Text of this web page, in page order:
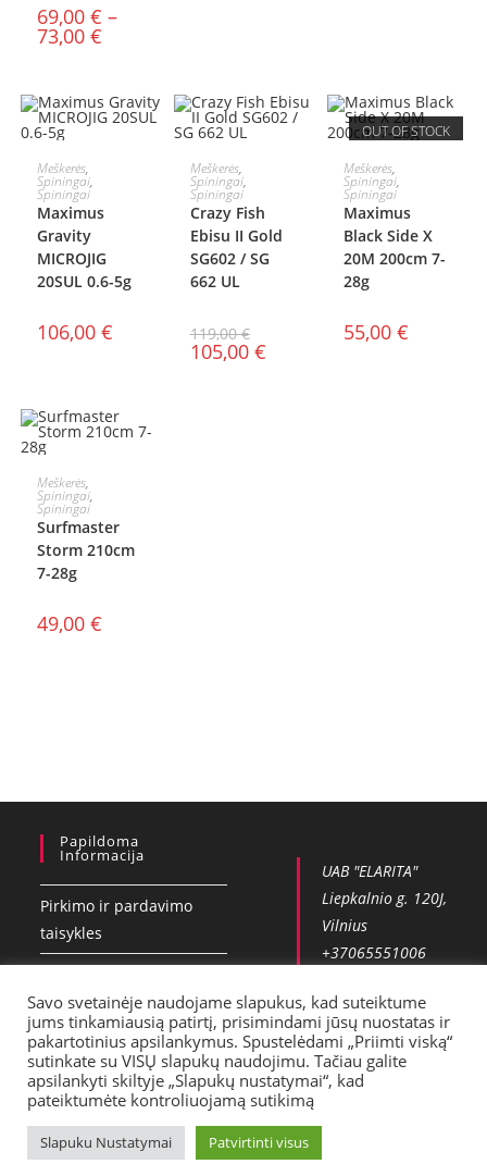
69,00 € –
73,00 €
PASIRINKTI
SAVYBES
Meškerės,
Spiningai,
Spiningai
Maximus
Gravity
MICROJIG
20SUL 0.6-5g
106,00 €
AKCIJA!
PASIRINKTI
SAVYBES
Meškerės,
Spiningai,
Spiningai
Crazy Fish
Ebisu II Gold
SG602 / SG
662 UL
119,00€
105,00 €
OUT OF STOCK
DAUGIAU
Meškerės,
Spiningai,
Spiningai
Maximus
Black Side X
20M 200cm 7-
28g
55,00 €
Į KREPŠELĮ
Meškerės,
Spiningai,
Spiningai
Surfmaster
Storm 210cm
7-28g
49,00 €
Papildoma
Informacija
Pirkimo ir pardavimo
taisykles
Kontaktai
Pristatymas
UAB "ELARITA"
Liepkalnio g. 120J,
Vilnius
+37065551006
Savo svetainėje naudojame slapukus, kad suteiktume
jums tinkamiausią patirtį, prisimindami jūsų nuostatas ir
pakartotinius apsilankymus. Spustelėdami „Priimti viską“
sutinkate su VISŲ slapukų naudojimu. Tačiau galite
apsilankyti skiltyje „Slapukų nustatymai“, kad
pateiktumėte kontroliuojamą sutikimą
Slapuku Nustatymai Patvirtinti visus